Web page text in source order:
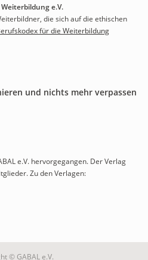
e.V.
die sich auf die ethischen
für die Weiterbildung
und nichts mehr verpassen
e.V. hervorgegangen. Der Verlag
Zu den Verlagen:
© GABAL e.V.